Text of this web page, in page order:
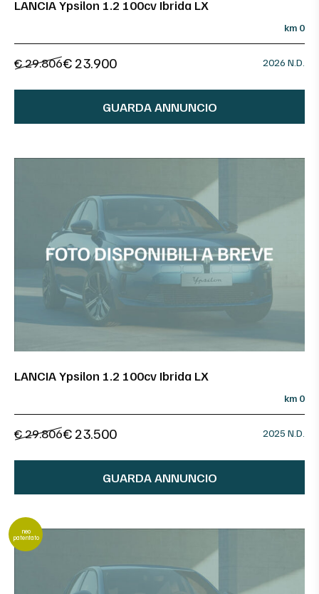
LANCIA Ypsilon 1.2 100cv Ibrida LX
km 0
€ 29.806€ 23.900 2026 N.D.
GUARDA ANNUNCIO
LANCIA Ypsilon 1.2 100cv Ibrida LX
km 0
€ 29.806€ 23.500 2025 N.D.
GUARDA ANNUNCIO
neo
patentato